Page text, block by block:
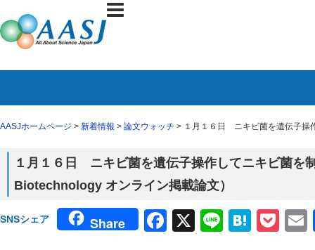
AASJホームページ > 新着情報 > 論文ウォッチ > １月１６日 ニキビ菌を遺伝子操
１月１６日 ニキビ菌を遺伝子操作してニキビ菌を
Biotechnology オンライン掲載論文）
SNSシェア Share Facebook
X Line